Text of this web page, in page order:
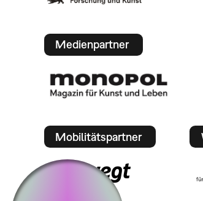
Medienpartner
Mobilitätspartner